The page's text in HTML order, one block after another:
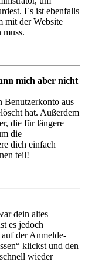
Es ist ebenfalls
mit der Website
mich aber nicht
Benutzerkonto aus
hat. Außerdem
die für längere
die
dich einfach
teil!
dein altes
es jedoch
der Anmelde-
klickst und den
wieder